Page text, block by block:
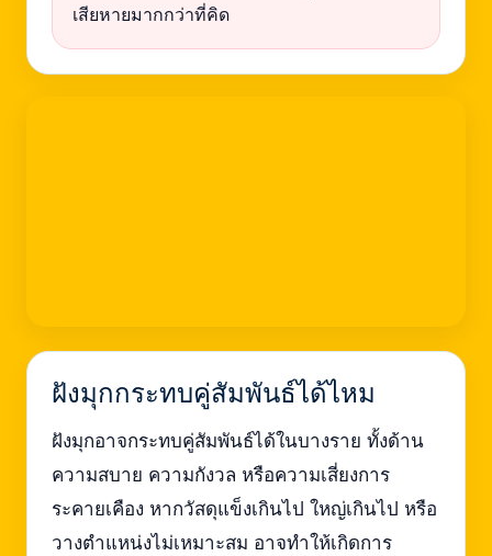
เสียหายมากกว่าที่คิด
ฝังมุกกระทบคู่สัมพันธ์ได้ไหม
ฝังมุกอาจกระทบคู่สัมพันธ์ได้ในบางราย ทั้งด้าน
ความสบาย ความกังวล หรือความเสี่ยงการ
ระคายเคือง หากวัสดุแข็งเกินไป ใหญ่เกินไป หรือ
วางตำแหน่งไม่เหมาะสม อาจทำให้เกิดการ